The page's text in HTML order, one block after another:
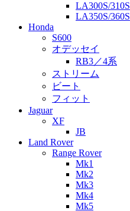
LA300S/310S
LA350S/360S
Honda
S600
オデッセイ
RB3／4系
ストリーム
ビート
フィット
Jaguar
XF
JB
Land Rover
Range Rover
Mk1
Mk2
Mk3
Mk4
Mk5